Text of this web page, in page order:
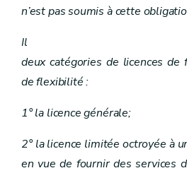
n’est pas soumis à cette
Il
deux catégories de licences de
de flexibilité :
1° la licence générale;
2° la licence limitée octroyée à
en vue de fournir des services